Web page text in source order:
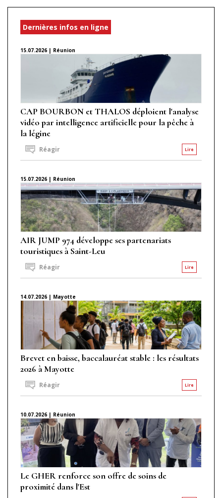
Dernières infos en ligne
15.07.2026 | Réunion
CAP BOURBON et THALOS déploient l'analyse
vidéo par intelligence artificielle pour la pêche à
la légine
Lire
Réagir
15.07.2026 | Réunion
AIR JUMP 974 développe ses partenariats
touristiques à Saint-Leu
Lire
Réagir
14.07.2026 | Mayotte
Brevet en baisse, baccalauréat stable : les résultats
2026 à Mayotte
Lire
Réagir
10.07.2026 | Réunion
Le GHER renforce son offre de soins de
proximité dans l'Est